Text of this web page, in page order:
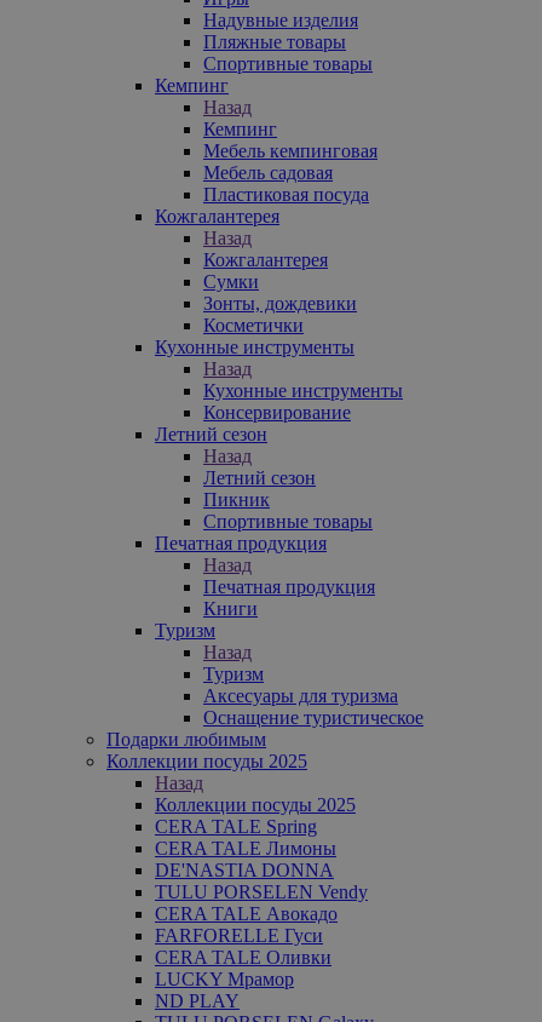
Надувные изделия
Пляжные товары
Спортивные товары
Кемпинг
Назад
Кемпинг
Мебель кемпинговая
Мебель садовая
Пластиковая посуда
Кожгалантерея
Назад
Кожгалантерея
Сумки
Зонты, дождевики
Косметички
Кухонные инструменты
Назад
Кухонные инструменты
Консервирование
Летний сезон
Назад
Летний сезон
Пикник
Спортивные товары
Печатная продукция
Назад
Печатная продукция
Книги
Туризм
Назад
Туризм
Аксесуары для туризма
Оснащение туристическое
Подарки любимым
Коллекции посуды 2025
Назад
Коллекции посуды 2025
CERA TALE Spring
CERA TALE Лимоны
DE'NASTIA DONNA
TULU PORSELEN Vendy
CERA TALE Авокадо
FARFORELLE Гуси
CERA TALE Оливки
LUCKY Мрамор
ND PLAY